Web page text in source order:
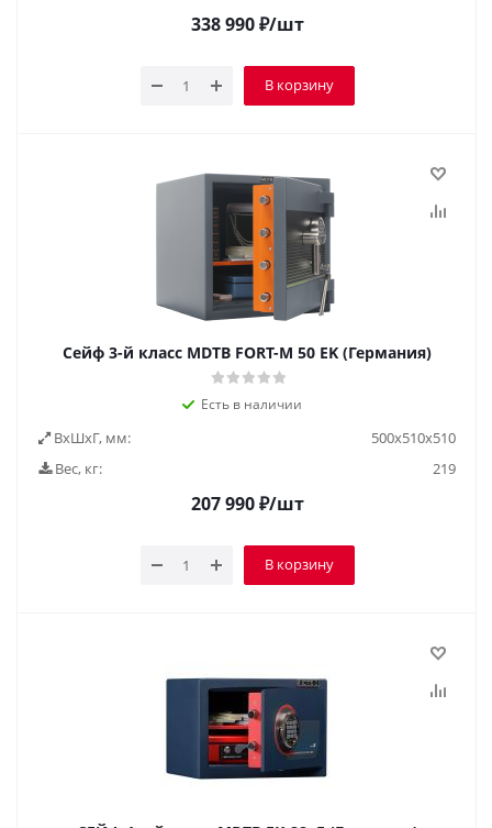
338 990₽/шт
В корзину
Сейф 3-й класс MDTB FORT-M 50 EK (Германия)
Есть в наличии
ВxШxГ, мм:
500x510x510
Вес, кг:
219
207 990₽/шт
В корзину